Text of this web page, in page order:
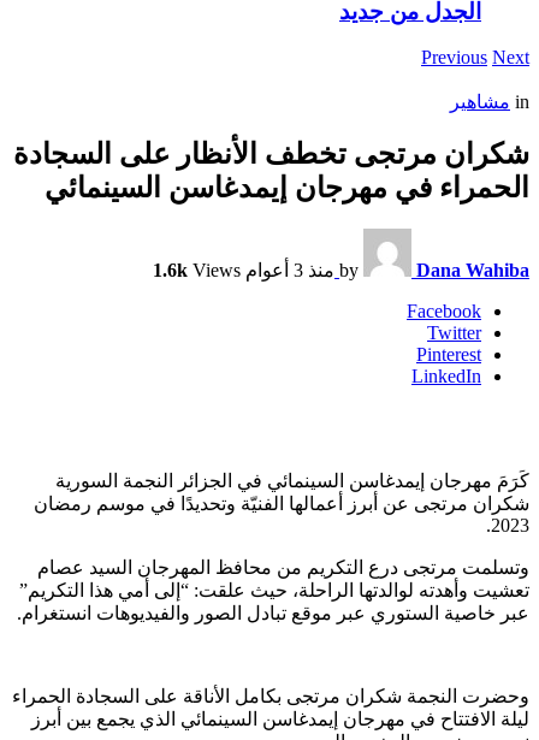
الجدل من جديد
Previous Next
in مشاهير
شكران مرتجى تخطف الأنظار على السجادة
الحمراء في مهرجان إيمدغاسن السينمائي
by Dana Wahiba منذ 3 أعوام 1.6k Views
Facebook
Twitter
Pinterest
LinkedIn
كَرَمَ مهرجان إيمدغاسن السينمائي في الجزائر النجمة السورية
شكران مرتجى عن أبرز أعمالها الفنيّة وتحديدًا في موسم رمضان
2023.
وتسلمت مرتجى درع التكريم من محافظ المهرجان السيد عصام
تعشيت وأهدته لوالدتها الراحلة، حيث علقت: “إلى أمي هذا التكريم”
عبر خاصية الستوري عبر موقع تبادل الصور والفيديوهات انستغرام.
وحضرت النجمة شكران مرتجى بكامل الأناقة على السجادة الحمراء
ليلة الافتتاح في مهرجان إيمدغاسن السينمائي الذي يجمع بين أبرز